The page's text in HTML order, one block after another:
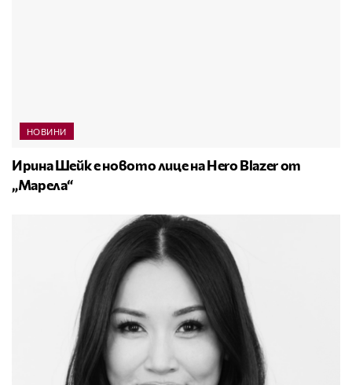
НОВИНИ
Ирина Шейк е новото лице на Hero Blazer от
„Марела“